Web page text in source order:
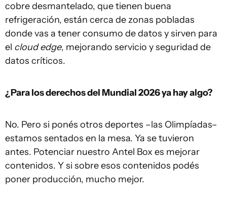
cobre desmantelado, que tienen buena
refrigeración, están cerca de zonas pobladas
donde vas a tener consumo de datos y sirven para
el cloud edge, mejorando servicio y seguridad de
datos críticos.
¿Para los derechos del Mundial 2026 ya hay algo?
No. Pero si ponés otros deportes –las Olimpíadas–
estamos sentados en la mesa. Ya se tuvieron
antes. Potenciar nuestro Antel Box es mejorar
contenidos. Y si sobre esos contenidos podés
poner producción, mucho mejor.